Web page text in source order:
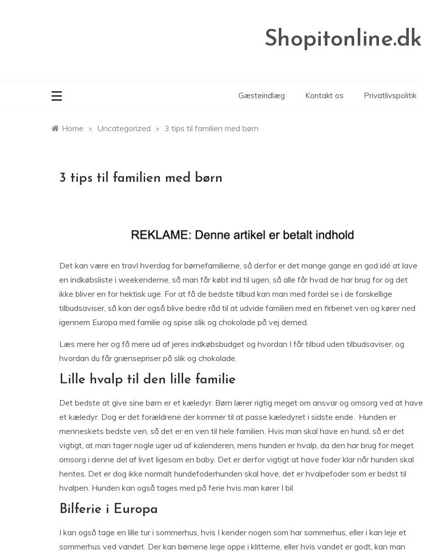
Shopitonline.dk
Gæsteindlæg Kontakt os Privatlivspolitik
Home » Uncategorized » 3 tips til familien med børn
3 tips til familien med børn
Det kan være en travl hverdag for børnefamilierne, så derfor er det mange gange en god idé at lave
en indkøbsliste i weekenderne, så man får købt ind til ugen, så alle får hvad de har brug for og det
ikke bliver en for hektisk uge. For at få de bedste tilbud kan man med fordel se i de forskellige
tilbudsaviser, så kan der også blive bedre råd til at udvide familien med en firbenet ven og kører ned
igennem Europa med familie og spise slik og chokolade på vej derned.
Læs mere her og få mere ud af jeres indkøbsbudget og hvordan I får tilbud uden tilbudsaviser, og
hvordan du får grænsepriser på slik og chokolade.
Lille hvalp til den lille familie
Det bedste at give sine børn er et kæledyr. Børn lærer rigtig meget om ansvar og omsorg ved at have
et kæledyr. Dog er det forældrene der kommer til at passe kæledyret i sidste ende. Hunden er
menneskets bedste ven, så det er en ven til hele familien. Hvis man skal have en hund, så er det
vigtigt, at man tager nogle uger ud af kalenderen, mens hunden er hvalp, da den har brug for meget
omsorg i denne del af livet ligesom en baby. Det er derfor vigtigt at have foder klar når hunden skal
hentes. Det er dog ikke normalt hundefoderhunden skal have, det er hvalpefoder som er bedst til
hvalpen. Hunden kan også tages med på ferie hvis man kører I bil.
Bilferie i Europa
I kan også tage en lille tur i sommerhus, hvis I kender nogen som har sommerhus, eller i kan leje et
sommerhus ved vandet. Der kan børnene lege oppe i klitterne, eller hvis vandet er godt, kan man